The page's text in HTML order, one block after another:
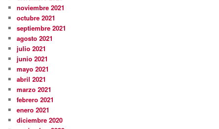
noviembre 2021
octubre 2021
septiembre 2021
agosto 2021
julio 2021
junio 2021
mayo 2021
abril 2021
marzo 2021
febrero 2021
enero 2021
diciembre 2020